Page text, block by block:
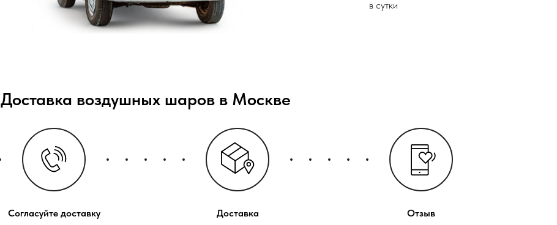
в сутки
Доставка воздушных шаров в Москве
Согласуйте доставку Доставка Отзыв